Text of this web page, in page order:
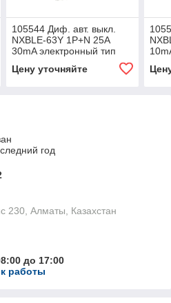
105544 Диф. авт. выкл.
NXBLE-63Y 1P+N 25А
30mA электронный тип
Цену уточняйте
год
230, Алматы, Казахстан
до 17:00
работы